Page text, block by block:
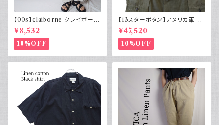
【00s】claiborne クレイボーン
リネンコットンパンツ ツータック
¥8,532
10%OFF
【13スターボタン】アメリカ軍 M
43 HBT ジャケット パッチ 軍物
実物
¥47,520
10%OFF